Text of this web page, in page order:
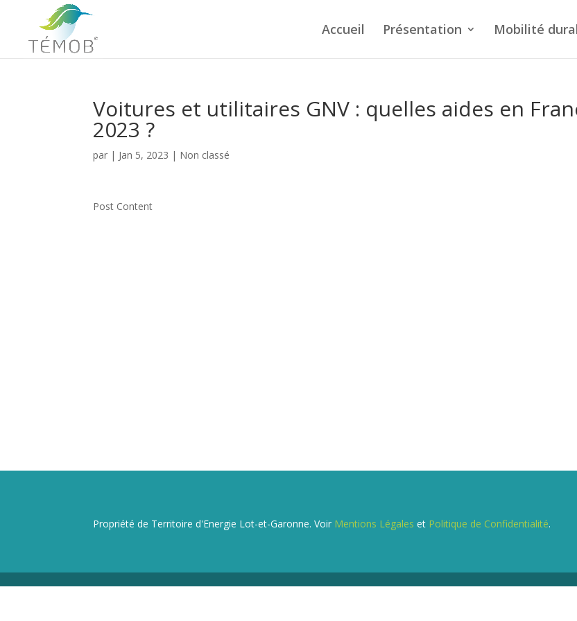
Accueil Présentation Mobilité
Voitures et utilitaires GNV : quelles aides en
2023 ?
par | Jan 5, 2023 | Non classé
Post Content
Propriété de Territoire d'Energie Lot-et-Garonne. Voir Mentions Légales et Politique de Confidentialité.